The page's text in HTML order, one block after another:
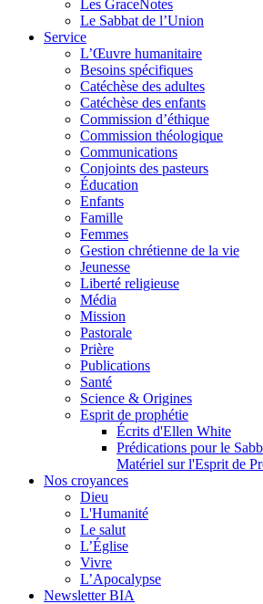
Les GraceNotes
Le Sabbat de l’Union
Service
L’Œuvre humanitaire
Besoins spécifiques
Catéchèse des adultes
Catéchèse des enfants
Commission d’éthique
Commission théologique
Communications
Conjoints des pasteurs
Éducation
Enfants
Famille
Femmes
Gestion chrétienne de la vie
Jeunesse
Liberté religieuse
Média
Mission
Pastorale
Prière
Publications
Santé
Science & Origines
Esprit de prophétie
Écrits d'Ellen White
Prédications pour le
Matériel sur l'Esprit de
Nos croyances
Dieu
L'Humanité
Le salut
L’Église
Vivre
L’Apocalypse
Newsletter BIA